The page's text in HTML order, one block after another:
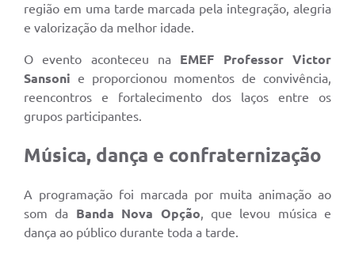
região em uma tarde marcada pela integração, alegria
e valorização da melhor idade.
O evento aconteceu na EMEF Professor Victor
Sansoni e proporcionou momentos de convivência,
reencontros e fortalecimento dos laços entre os
grupos participantes.
Música, dança e confraternização
A programação foi marcada por muita animação ao
som da Banda Nova Opção, que levou música e
dança ao público durante toda a tarde.